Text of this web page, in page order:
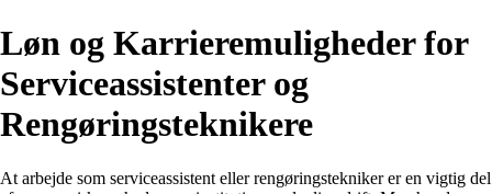
Løn og Karrieremuligheder for
Serviceassistenter og
Rengøringsteknikere
At arbejde som serviceassistent eller rengøringstekniker er en vigtig del